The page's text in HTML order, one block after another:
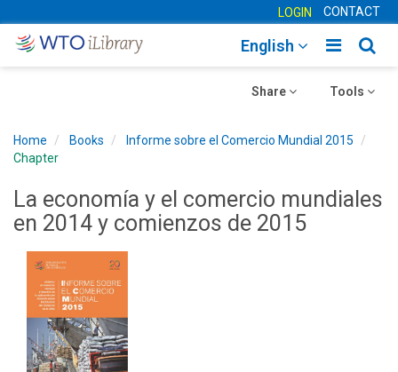
LOGIN CONTACT
Toggle
English
Toggle
Tools
Toggle
Share
Home Books
Informe sobre el Comercio Mundial 2015
Chapter
La economía y el comercio mundiales
en 2014 y comienzos de 2015